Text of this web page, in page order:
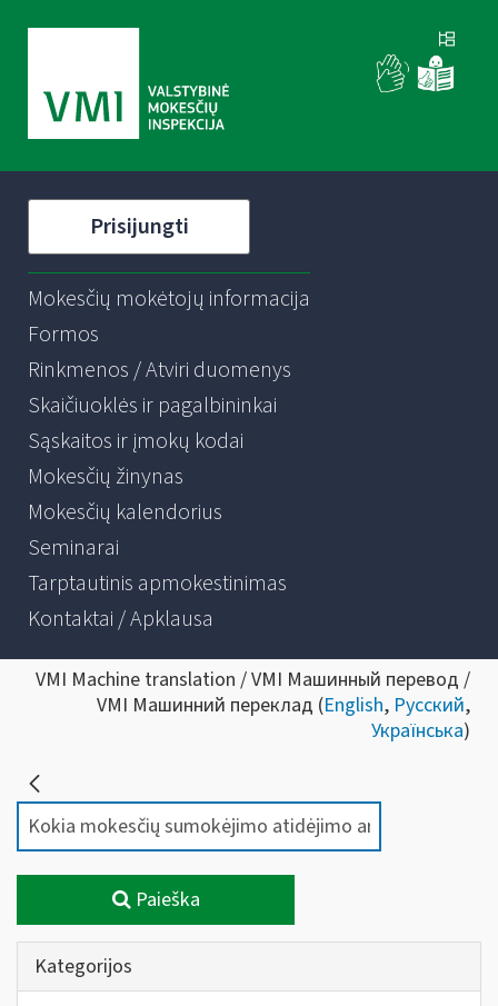
Prisijungti
Mokesčių mokėtojų informacija
Formos
Rinkmenos / Atviri duomenys
Skaičiuoklės ir pagalbininkai
Sąskaitos ir įmokų kodai
Mokesčių žinynas
Mokesčių kalendorius
Seminarai
Tarptautinis apmokestinimas
Kontaktai / Apklausa
VMI Machine translation / VMI Машинный перевод /
VMI Машинний переклад (English, Русский,
Українська)
Paieška
Kategorijos